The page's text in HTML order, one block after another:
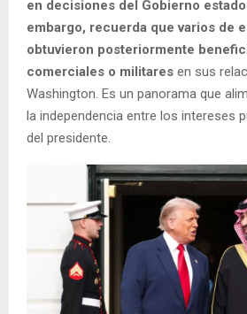
en decisiones del Gobierno
embargo, recuerda que varios de
obtuvieron posteriormente
comerciales o militares en sus
Washington. Es un panorama que
la independencia entre los intereses
del presidente.